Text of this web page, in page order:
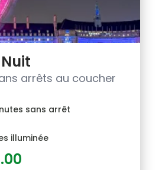
arrêts au coucher
sans arrêt
illuminée